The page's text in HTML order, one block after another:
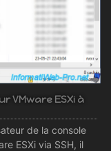
VMware ESXi à
de la console
ESXi via SSH, il